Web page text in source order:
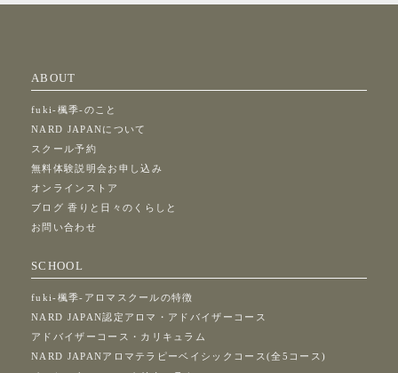
ABOUT
fuki-楓季-のこと
NARD JAPANについて
スクール予約
無料体験説明会お申し込み
オンラインストア
ブログ 香りと日々のくらしと
お問い合わせ
SCHOOL
fuki-楓季-アロマスクールの特徴
NARD JAPAN認定アロマ・アドバイザーコース
アドバイザーコース・カリキュラム
NARD JAPANアロマテラピーベイシックコース(全5コース)